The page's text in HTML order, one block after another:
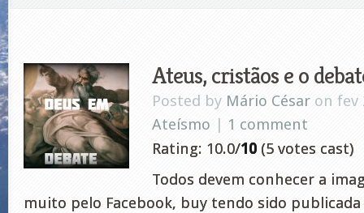
Ateus, cristãos e o
Posted by Mário César on fev
Ateísmo | 1 comment
Rating: 10.0/10 (5 votes cast)
Todos devem conhecer a
muito pelo Facebook, buy tendo sido